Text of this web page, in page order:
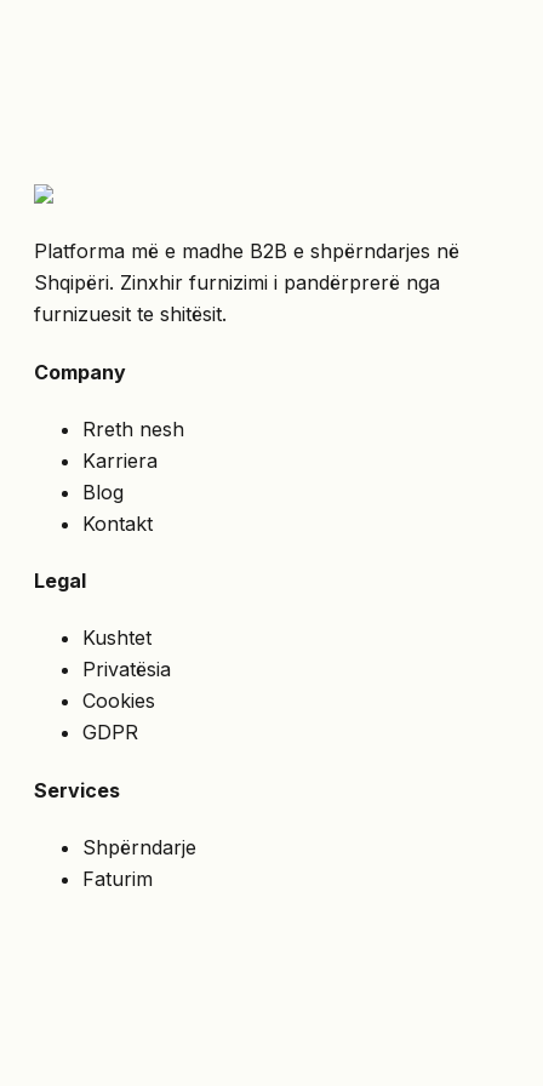
Platforma më e madhe B2B e shpërndarjes në
Shqipëri. Zinxhir furnizimi i pandërprerë nga
furnizuesit te shitësit.
Company
Rreth nesh
Karriera
Blog
Kontakt
Legal
Kushtet
Privatësia
Cookies
GDPR
Services
Shpërndarje
Faturim